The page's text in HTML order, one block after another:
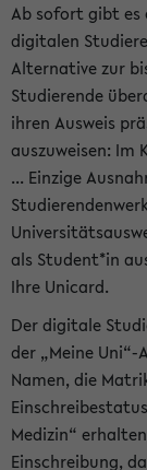
Ab sofort gibt es
digitalen
Alternative zur
Studierende
ihren Ausweis
auszuweisen: Im
... Einzige
als Student*in
Ihre Unicard.
Der digitale
der „Meine
Namen, die
Medizin“
Einschreibung,